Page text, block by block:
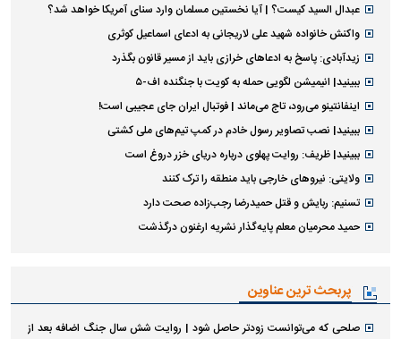
عبدال السید کیست؟ | آیا نخستین مسلمان وارد سنای آمریکا خواهد شد؟
واکنش خانواده شهید علی لاریجانی به ادعای اسماعیل کوثری
زیدآبادی: پاسخ به ادعا‌های خرازی باید از مسیر قانون بگذرد
ببینید| انیمیشن لگویی حمله به کویت با جنگنده اف-۵
اینفانتینو می‌رود، تاج می‌ماند | فوتبال ایران جای عجیبی است!
ببینید| نصب تصاویر رسول خادم در کمپ تیم‌های ملی کشتی
ببینید| ظریف: روایت پهلوی درباره دریای خزر دروغ است
ولایتی: نیرو‌های خارجی باید منطقه را ترک کنند
تسنیم: ربایش و قتل حمیدرضا رجب‌زاده صحت دارد
حمید محرمیان معلم پایه‌گذار نشریه ارغنون درگذشت
پربحث ترین عناوین
صلحی که می‌توانست زودتر حاصل شود | روایت شش سال جنگ اضافه بعد از